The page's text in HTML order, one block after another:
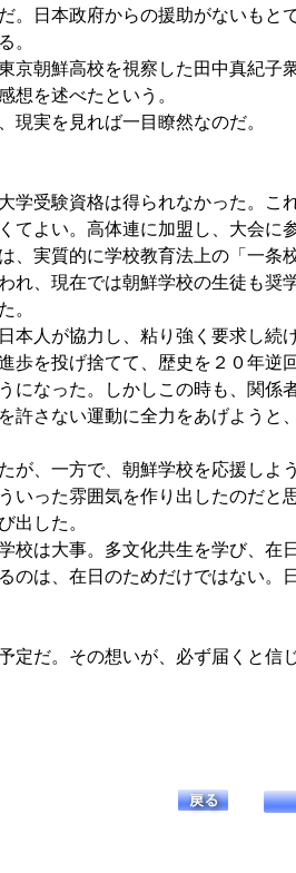
日本政府からの援助がないもと
。
朝鮮高校を視察した田中真紀子
想を述べたという。
実を見れば一目瞭然なのだ。
受験資格は得られなかった。こ
よい。高体連に加盟し、大会
実質的に学校教育法上の「一条
、現在では朝鮮学校の生徒も奨
。
人が協力し、粘り強く要求し続
を投げ捨てて、歴史を２０年逆
なった。しかしこの時も、関係
さない運動に全力をあげようと
、一方で、朝鮮学校を応援しよ
った雰囲気を作り出したのだと
出した。
は大事。多文化共生を学び、在
は、在日のためだけではない
だ。その想いが、必ず届くと信じ